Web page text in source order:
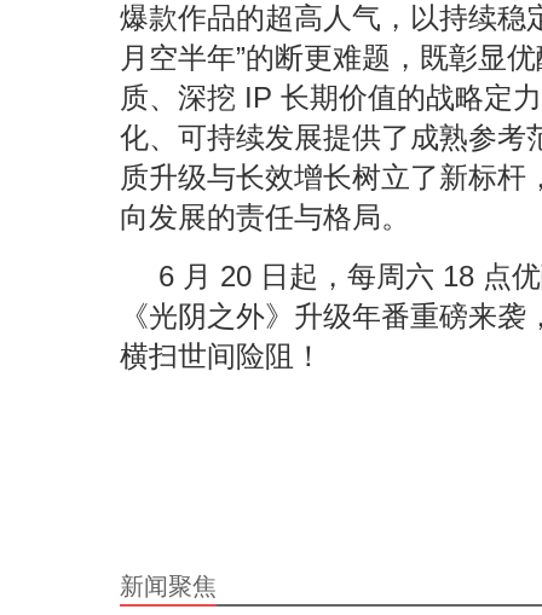
爆款作品的超高人气，以持续稳
月空半年”的断更难题，既彰显
质、深挖 IP 长期价值的战略定
化、可持续发展提供了成熟参考
质升级与长效增长树立了新标
向发展的责任与格局。
6 月 20 日起，每周六 18 点
《光阴之外》升级年番重磅来
横扫世间险阻！
新闻聚焦